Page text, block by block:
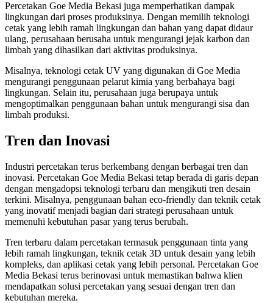
Percetakan Goe Media Bekasi juga memperhatikan dampak
lingkungan dari proses produksinya. Dengan memilih teknologi
cetak yang lebih ramah lingkungan dan bahan yang dapat didaur
ulang, perusahaan berusaha untuk mengurangi jejak karbon dan
limbah yang dihasilkan dari aktivitas produksinya.
Misalnya, teknologi cetak UV yang digunakan di Goe Media
mengurangi penggunaan pelarut kimia yang berbahaya bagi
lingkungan. Selain itu, perusahaan juga berupaya untuk
mengoptimalkan penggunaan bahan untuk mengurangi sisa dan
limbah produksi.
Tren dan Inovasi
Industri percetakan terus berkembang dengan berbagai tren dan
inovasi. Percetakan Goe Media Bekasi tetap berada di garis depan
dengan mengadopsi teknologi terbaru dan mengikuti tren desain
terkini. Misalnya, penggunaan bahan eco-friendly dan teknik cetak
yang inovatif menjadi bagian dari strategi perusahaan untuk
memenuhi kebutuhan pasar yang terus berubah.
Tren terbaru dalam percetakan termasuk penggunaan tinta yang
lebih ramah lingkungan, teknik cetak 3D untuk desain yang lebih
kompleks, dan aplikasi cetak yang lebih personal. Percetakan Goe
Media Bekasi terus berinovasi untuk memastikan bahwa klien
mendapatkan solusi percetakan yang sesuai dengan tren dan
kebutuhan mereka.